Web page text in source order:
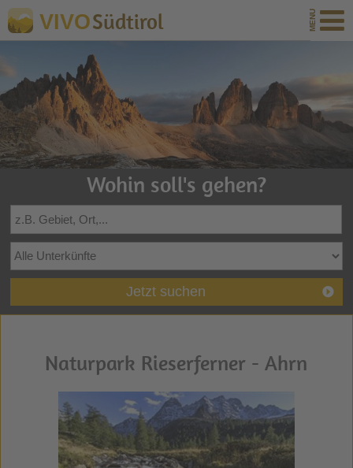
VIVOSüdtirol
Wohin soll's gehen?
Jetzt suchen
Naturpark Rieserferner - Ahrn